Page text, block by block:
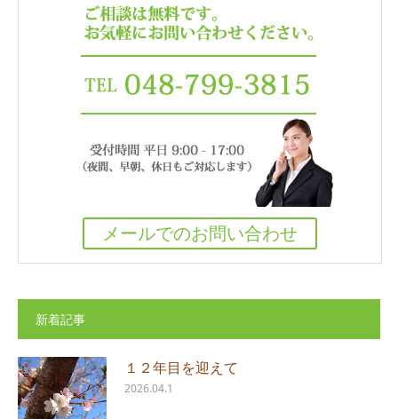
メールでのお問い合わせ
新着記事
１２年目を迎えて
2026.04.1